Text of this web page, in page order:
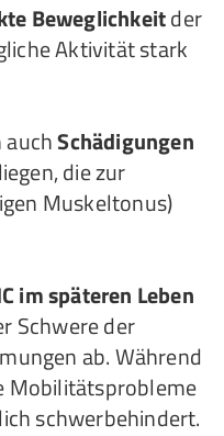
Beweglichkeitder
Aktivität stark
auchSchädigungen
die zur
Muskeltonus)
im späteren Leben
Schwere der
ab. Während
Mobilitätsprobleme
schwerbehindert.